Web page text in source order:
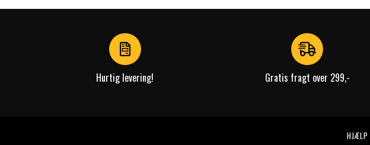
Hurtig levering! Gratis fragt over 299,-
HJÆLP